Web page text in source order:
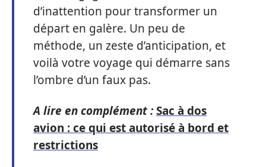
d’inattention pour transformer un
départ en galère. Un peu de
méthode, un zeste d’anticipation, et
voilà votre voyage qui démarre sans
l’ombre d’un faux pas.
A lire en complément :Sac à dos
avion : ce qui est autorisé à bord et
restrictions